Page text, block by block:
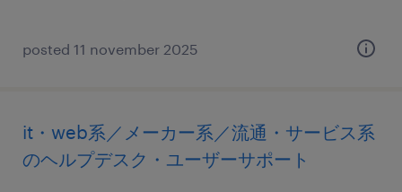
posted 11 november 2025
it・web系／メーカー系／流通・サービス系
のヘルプデスク・ユーザーサポート